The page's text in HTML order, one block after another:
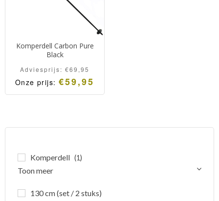
Komperdell (1)
Toon meer
130 cm (set / 2 stuks)
Komperdell Carbon Pure
Black
Adviesprijs: €69,95
Onze prijs: €59,95
Zwarte Carbon
Licht, elegant en sterk.